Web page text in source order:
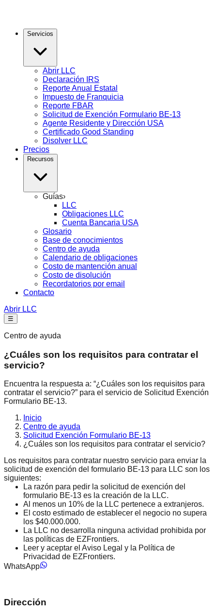
Servicios
Abrir LLC
Declaración IRS
Reporte Anual Estatal
Impuesto de Franquicia
Reporte FBAR
Solicitud de Exención Formulario BE-13
Agente Residente y Dirección USA
Certificado Good Standing
Disolver LLC
Precios
Recursos
Guías›
LLC
Obligaciones LLC
Cuenta Bancaria USA
Glosario
Base de conocimientos
Centro de ayuda
Calendario de obligaciones
Costo de mantención anual
Costo de disolución
Recordatorios por email
Contacto
Abrir LLC
☰
Centro de ayuda
¿Cuáles son los requisitos para contratar el
servicio?
Encuentra la respuesta a: “¿Cuáles son los requisitos para
contratar el servicio?” para el servicio de Solicitud Exención
Formulario BE-13.
Inicio
Centro de ayuda
Solicitud Exención Formulario BE-13
¿Cuáles son los requisitos para contratar el servicio?
Los requisitos para contratar nuestro servicio para enviar la
solicitud de exención del formulario BE-13 para LLC son los
siguientes:
La razón para pedir la solicitud de exención del
formulario BE-13 es la creación de la LLC.
Al menos un 10% de la LLC pertenece a extranjeros.
El costo estimado de establecer el negocio no supera
los $40.000.000.
La LLC no desarrolla ninguna actividad prohibida por
las políticas de EZFrontiers.
Leer y aceptar el Aviso Legal y la Política de
Privacidad de EZFrontiers.
WhatsApp
Dirección